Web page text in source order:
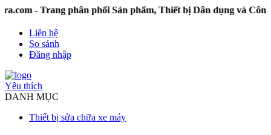
Trang phân phối Sản phẩm, Thiết bị Dân dụng và Công
Liên hệ
So sánh
Đăng nhập
Yêu thích
DANH MỤC
Thiết bị sửa chữa xe máy